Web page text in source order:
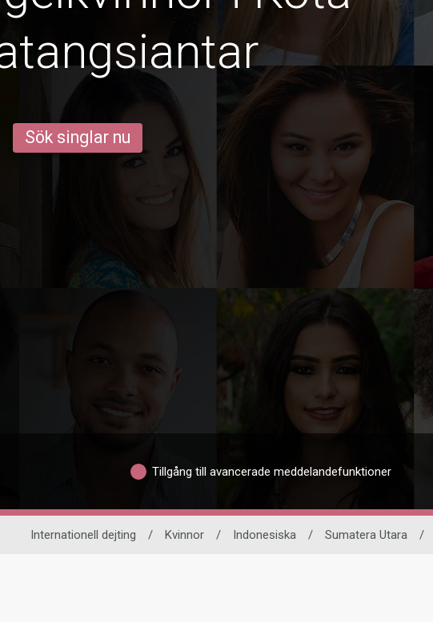
Sök singlar nu
Tillgång till avancerade meddelandefunktioner
Internationell dejting / Kvinnor / Indonesiska / Sumatera Utara /